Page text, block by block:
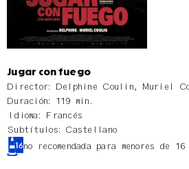
Jugar con fuego
Director: Delphine Coulin, Muriel
Duración: 119 min.
Idioma: Francés
Subtítulos: Castellano
no recomendada para menores de 16